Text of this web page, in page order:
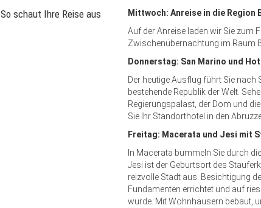
So schaut Ihre Reise aus
Mittwoch: Anreise in die Region
Auf der Anreise laden wir Sie zum
Zwischenübernachtung im Raum
Donnerstag: San Marino und
Der heutige Ausflug führt Sie
bestehende Republik der Welt.
Regierungspalast, der Dom und
Sie Ihr Standorthotel in den
Freitag: Macerata und Jesi mit
In Macerata bummeln Sie durch
Jesi ist der Geburtsort des
reizvolle Stadt aus. Besichtigung
Fundamenten errichtet und auf
wurde. Mit Wohnhäusern bebaut,